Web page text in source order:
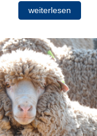
weiterlesen